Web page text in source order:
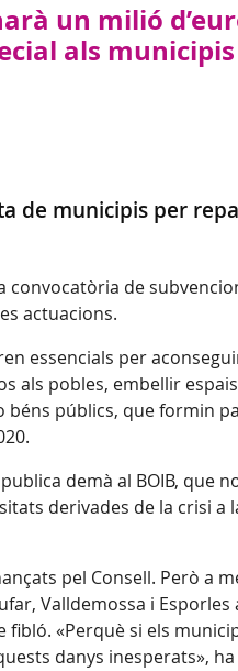
un milió
als
de municipis per
de
actuacions.
essencials per
als pobles, embellir
públics, que formin
demà al BOIB, que
derivades de la crisi a
pel Consell. Però a
Valldemossa i
«Perquè si els
danys inesperats»,